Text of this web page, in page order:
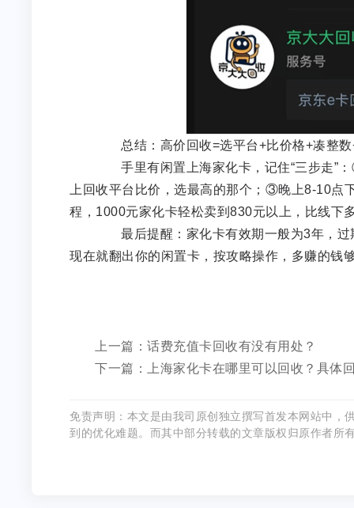
总结：高价回收=选平台+比价格+凑整数
手里有闲置上海家化卡，记住“三步走”
上回收平台比价，选最高的那个；③晚上8-10点
程，1000元家化卡轻松卖到830元以上，比线下
最后提醒：家化卡有效期一般为3年，过
现在就翻出你的闲置卡，按攻略操作，多赚的
上一篇：话费充值卡回收有没有用处？
下一篇：上海家化卡在哪里可以回收？具体
免责声明：本文是由我司原创独立撰写首发本网站中，
到的优化难题。而其中部分转载的文章版权归原作者所